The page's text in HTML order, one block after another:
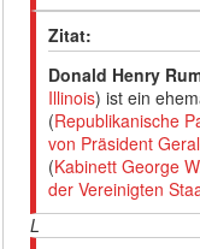
Zitat:
Donald Henry
Illinois) ist ein
(Republikanische
von Präsident
(Kabinett George
der Vereinigten
L